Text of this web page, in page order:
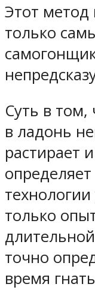
Этот метод
только
Суть в том,
в ладонь
растирает
технологии
только
точно
время